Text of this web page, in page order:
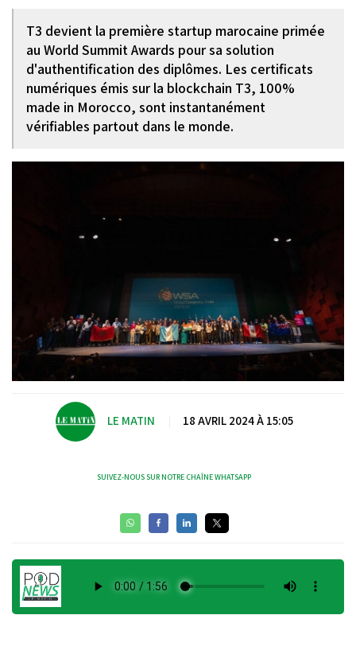
T3 devient la première startup marocaine primée
au World Summit Awards pour sa solution
d'authentification des diplômes. Les certificats
numériques émis sur la blockchain T3, 100%
made in Morocco, sont instantanément
vérifiables partout dans le monde.
LE MATIN 18 AVRIL 2024 À 15:05
SUIVEZ-NOUS SUR NOTRE CHAÎNE WHATSAPP